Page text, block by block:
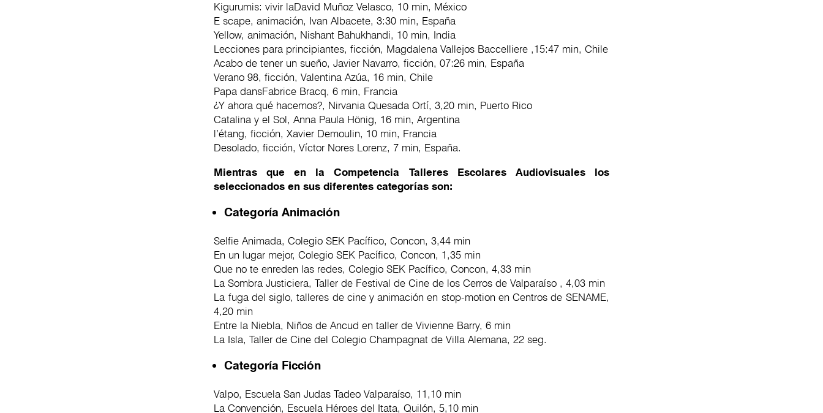
Kigurumis: vivir laDavid Muñoz Velasco, 10 min, México
E scape, animación, Ivan Albacete, 3:30 min, España
Yellow, animación, Nishant Bahukhandi, 10 min, India
Lecciones para principiantes, ficción, Magdalena Vallejos Baccelliere ,15:47 min, Chile
Acabo de tener un sueño, Javier Navarro, ficción, 07:26 min, España
Verano 98, ficción, Valentina Azúa, 16 min, Chile
Papa dansFabrice Bracq, 6 min, Francia
¿Y ahora qué hacemos?, Nirvania Quesada Ortí, 3,20 min, Puerto Rico
Catalina y el Sol, Anna Paula Hönig, 16 min, Argentina
l’étang, ficción, Xavier Demoulin, 10 min, Francia
Desolado, ficción, Víctor Nores Lorenz, 7 min, España.
Mientras que en la Competencia Talleres Escolares Audiovisuales los
seleccionados en sus diferentes categorías son:
Categoría Animación
Selfie Animada, Colegio SEK Pacífico, Concon, 3,44 min
En un lugar mejor, Colegio SEK Pacífico, Concon, 1,35 min
Que no te enreden las redes, Colegio SEK Pacífico, Concon, 4,33 min
La Sombra Justiciera, Taller de Festival de Cine de los Cerros de Valparaíso , 4,03 min
La fuga del siglo, talleres de cine y animación en stop-motion en Centros de SENAME,
4,20 min
Entre la Niebla, Niños de Ancud en taller de Vivienne Barry, 6 min
La Isla, Taller de Cine del Colegio Champagnat de Villa Alemana, 22 seg.
Categoría Ficción
Valpo, Escuela San Judas Tadeo Valparaíso, 11,10 min
La Convención, Escuela Héroes del Itata, Quilón, 5,10 min